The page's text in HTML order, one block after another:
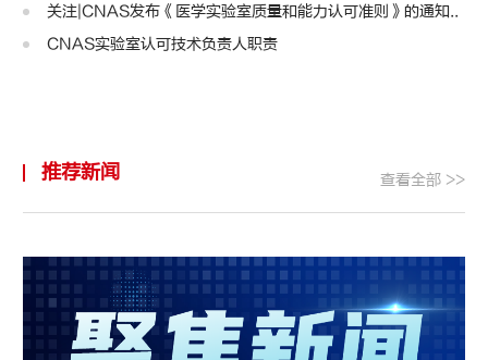
关注|CNAS发布《医学实验室质量和能力认可准则》的通知..
CNAS实验室认可技术负责人职责
推荐新闻 查看全部 >>